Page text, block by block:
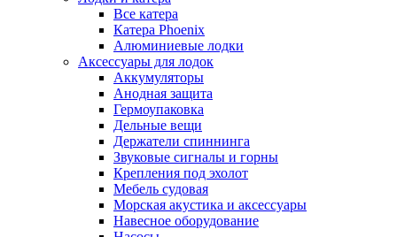
Все катера
Катера Phoenix
Алюминиевые лодки
Аксессуары для лодок
Аккумуляторы
Анодная защита
Гермоупаковка
Дельные вещи
Держатели спиннинга
Звуковые сигналы и горны
Крепления под эхолот
Мебель судовая
Морская акустика и аксессуары
Навесное оборудование